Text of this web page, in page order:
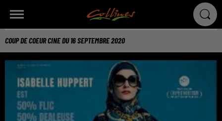
COUP DE COEUR CINE DU 16 SEPTEMBRE 2020